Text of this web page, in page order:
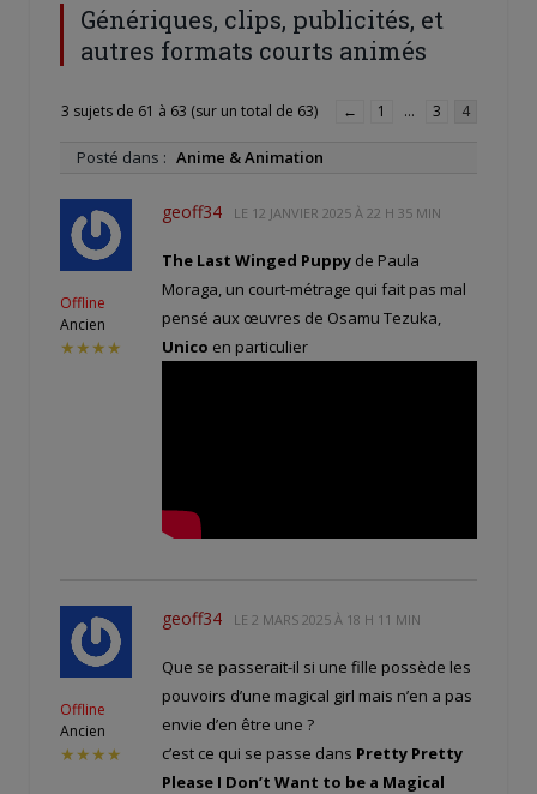
Génériques, clips, publicités, et
autres formats courts animés
3 sujets de 61 à 63 (sur un total de 63) ← 1 … 3 4
Posté dans : Anime & Animation
Offline
Ancien
★★★★
geoff34 LE 12 JANVIER 2025 À 22 H 35 MIN
The Last Winged Puppy de Paula
Moraga, un court-métrage qui fait pas mal
pensé aux œuvres de Osamu Tezuka,
Unico en particulier
Offline
Ancien
★★★★
geoff34 LE 2 MARS 2025 À 18 H 11 MIN
Que se passerait-il si une fille possède les
pouvoirs d’une magical girl mais n’en a pas
envie d’en être une ?
c’est ce qui se passe dans Pretty Pretty
Please I Don’t Want to be a Magical